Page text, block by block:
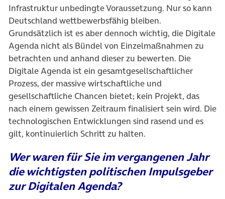
Infrastruktur unbedingte Voraussetzung. Nur so kann
Deutschland wettbewerbsfähig bleiben.
Grundsätzlich ist es aber dennoch wichtig, die Digitale
Agenda nicht als Bündel von Einzelmaßnahmen zu
betrachten und anhand dieser zu bewerten. Die
Digitale Agenda ist ein gesamtgesellschaftlicher
Prozess, der massive wirtschaftliche und
gesellschaftliche Chancen bietet; kein Projekt, das
nach einem gewissen Zeitraum finalisiert sein wird. Die
technologischen Entwicklungen sind rasend und es
gilt, kontinuierlich Schritt zu halten.
Wer waren für Sie im vergangenen Jahr
die wichtigsten politischen Impulsgeber
zur Digitalen Agenda?